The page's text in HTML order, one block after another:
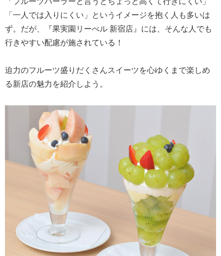
「一人では入りにくい」というイメージを抱く人も多いは
ず。だが、『果実園リーべル 新宿店』には、そんな人でも
行きやすい配慮が施されている！
迫力のフルーツ盛りだくさんスイーツを心ゆくまで楽しめ
る新店の魅力を紹介しよう。